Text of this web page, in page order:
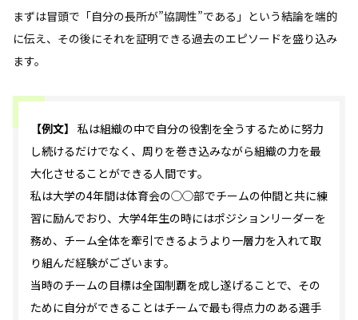
まずは冒頭で「自分の長所が”協調性”である」という結論を端的
に伝え、その後にそれを証明できる過去のエピソードを盛り込み
ます。
【例文】 私は組織の中で自分の役割を全うするために努力
し続けるだけでなく、周りを巻き込みながら組織の力を最
大化させることができる人間です。
私は大学の4年間は体育会の◯◯部でチームの仲間と共に練
習に励んでおり、大学4年生の時にはポジションリーダーを
務め、チーム全体を牽引できるようより一層力を入れて取
り組んだ経験がございます。
当時のチームの目標は全国制覇を成し遂げることで、その
ために自分ができることはチームで最も得点力のある選手